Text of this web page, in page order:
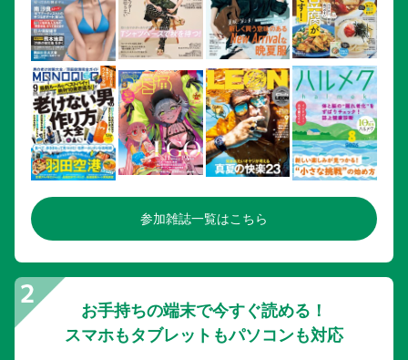
参加雑誌一覧はこちら
お手持ちの端末で今すぐ読める！
スマホもタブレットもパソコンも対応